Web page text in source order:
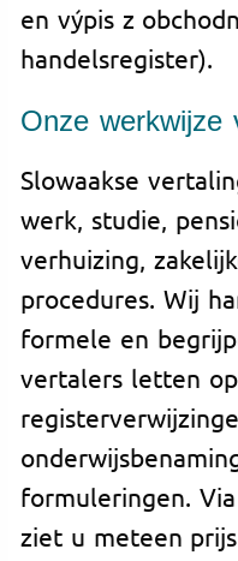
en výpis z
handelsregister).
Onze werkwijze
Slowaakse
werk, studie,
verhuizing,
procedures. Wij
formele en
vertalers letten
formuleringen.
ziet u meteen